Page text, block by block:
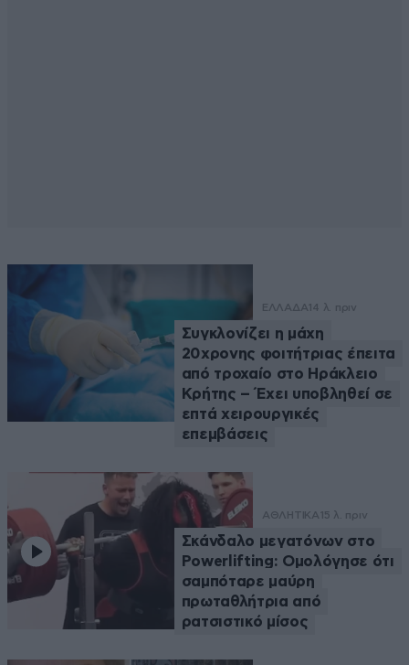
ΕΛΛΑΔΑ 14 λ. πριν
Συγκλονίζει η μάχη
20χρονης φοιτήτριας έπειτα
από τροχαίο στο Ηράκλειο
Κρήτης – Έχει υποβληθεί σε
επτά χειρουργικές
επεμβάσεις
ΑΘΛΗΤΙΚΑ 15 λ. πριν
Σκάνδαλο μεγατόνων στο
Powerlifting: Ομολόγησε ότι
σαμπόταρε μαύρη
πρωταθλήτρια από
ρατσιστικό μίσος